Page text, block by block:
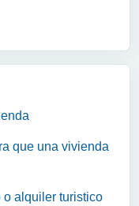
que una vivienda
alquiler turistico